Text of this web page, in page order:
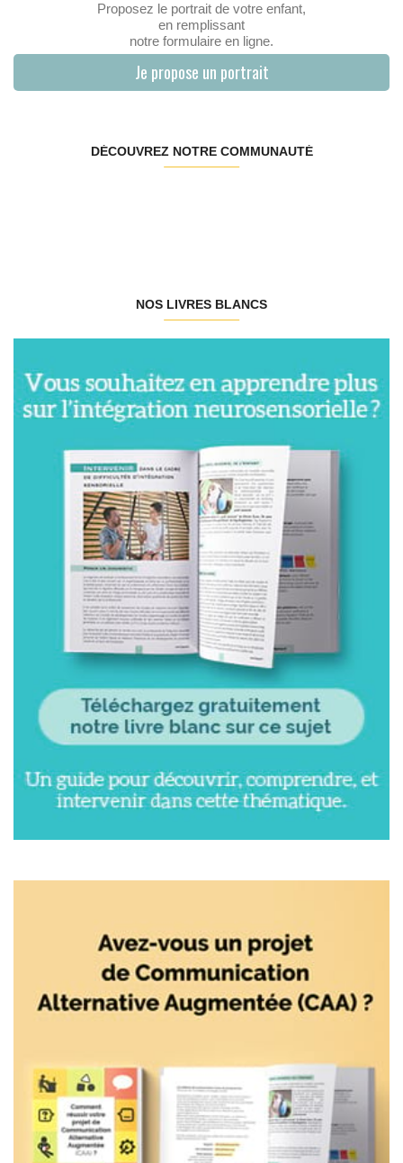
Proposez le portrait de votre enfant,
en remplissant
notre formulaire en ligne.
Je propose un portrait
DÉCOUVREZ NOTRE COMMUNAUTÉ
NOS LIVRES BLANCS